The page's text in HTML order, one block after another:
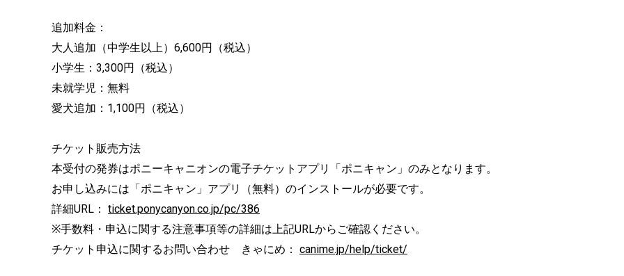
追加料金：
大人追加（中学生以上）6,600円（税込）
小学生：3,300円（税込）
未就学児：無料
愛犬追加：1,100円（税込）
チケット販売方法
本受付の発券はポニーキャニオンの電子チケットアプリ「ポニキャン」のみとなります。
お申し込みには「ポニキャン」アプリ（無料）のインストールが必要です。
詳細URL： ticket.ponycanyon.co.jp/pc/386
※手数料・申込に関する注意事項等の詳細は上記URLからご確認ください。
チケット申込に関するお問い合わせ きゃにめ： canime.jp/help/ticket/